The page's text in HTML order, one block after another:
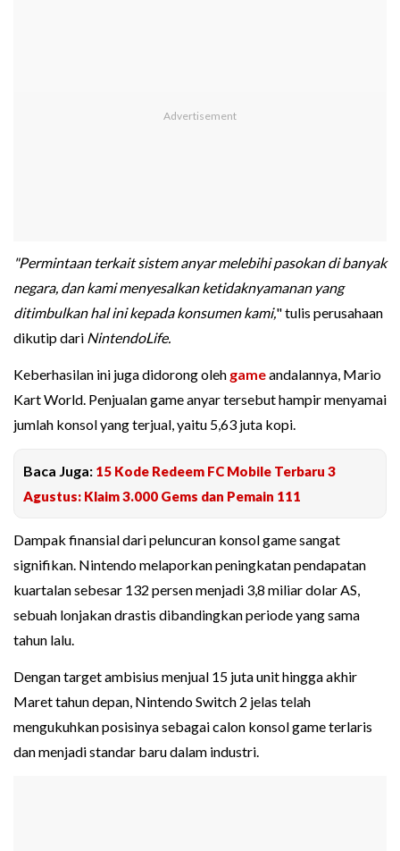
"Permintaan terkait sistem anyar melebihi pasokan di banyak
negara, dan kami menyesalkan ketidaknyamanan yang
ditimbulkan hal ini kepada konsumen kami," tulis perusahaan
dikutip dari NintendoLife.
Keberhasilan ini juga didorong oleh gameandalannya, Mario
Kart World. Penjualan game anyar tersebut hampir menyamai
jumlah konsol yang terjual, yaitu 5,63 juta kopi.
Baca Juga: 15 Kode Redeem FC Mobile Terbaru 3
Agustus: Klaim 3.000 Gems dan Pemain 111
Dampak finansial dari peluncuran konsol game sangat
signifikan. Nintendo melaporkan peningkatan pendapatan
kuartalan sebesar 132 persen menjadi 3,8 miliar dolar AS,
sebuah lonjakan drastis dibandingkan periode yang sama
tahun lalu.
Dengan target ambisius menjual 15 juta unit hingga akhir
Maret tahun depan, Nintendo Switch 2 jelas telah
mengukuhkan posisinya sebagai calon konsol game terlaris
dan menjadi standar baru dalam industri.